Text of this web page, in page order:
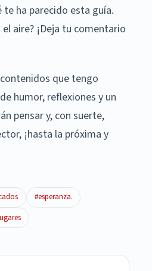
ha parecido esta guía.
aire? ¡Deja tu comentario
que tengo
humor, reflexiones y un
pensar y, con suerte,
¡hasta la próxima y
#esperanza.